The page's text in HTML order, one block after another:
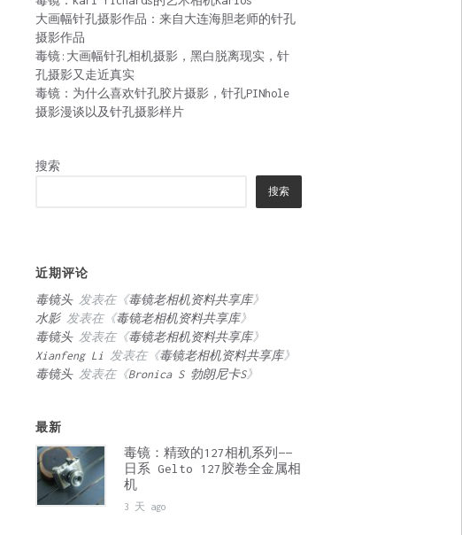
大画幅针孔摄影作品：来自大连海胆老师的针孔
摄影作品
毒镜:大画幅针孔相机摄影，黑白脱离现实，针
孔摄影又走近真实
毒镜：为什么喜欢针孔胶片摄影，针孔PINhole
摄影漫谈以及针孔摄影样片
搜索
搜索
近期评论
毒镜头发表在《毒镜老相机资料共享库》
水影发表在《毒镜老相机资料共享库》
毒镜头发表在《毒镜老相机资料共享库》
Xianfeng Li 发表在《毒镜老相机资料共享库》
毒镜头发表在《Bronica S 勃朗尼卡S》
最新
毒镜：精致的127相机系列——
日系 Gelto 127胶卷全金属相
机
3 天 ago